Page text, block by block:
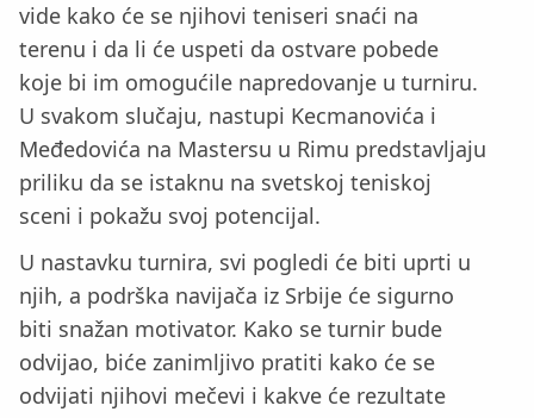
vide kako će se njihovi teniseri snaći na
terenu i da li će uspeti da ostvare pobede
koje bi im omogućile napredovanje u turniru.
U svakom slučaju, nastupi Kecmanovića i
Međedovića na Mastersu u Rimu predstavljaju
priliku da se istaknu na svetskoj teniskoj
sceni i pokažu svoj potencijal.
U nastavku turnira, svi pogledi će biti uprti u
njih, a podrška navijača iz Srbije će sigurno
biti snažan motivator. Kako se turnir bude
odvijao, biće zanimljivo pratiti kako će se
odvijati njihovi mečevi i kakve će rezultate